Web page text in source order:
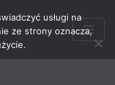
usługi na
ze strony oznacza,